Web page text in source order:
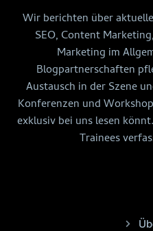
Wir berichten über
SEO, Content
Marketing im
Blogpartnerschaften
Austausch in der Szene
Konferenzen und
exklusiv bei uns lesen
Trainees